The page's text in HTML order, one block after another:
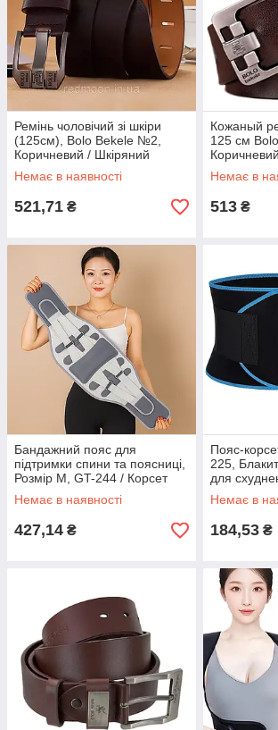
Ремінь чоловічий зі шкіри
(125см), Bolo Bekele №2,
Коричневий / Шкіряний
ремінь / Ремінь під джинси
Немає в наявності
521,71 ₴
Кожаный
125 см
джинсы /
ремінь
Немає в
513 ₴
Бандажний пояс для
підтримки спини та поясниці,
Розмір M, GT-244 / Корсет
для спини з регулюванням
розміру
Немає в наявності
427,14 ₴
Пояс-
225,
для
для
Немає в
184,53 ₴